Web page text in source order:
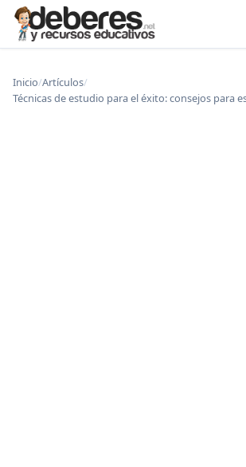
Inicio/Artículos/
Técnicas de estudio para el éxito: consejos para